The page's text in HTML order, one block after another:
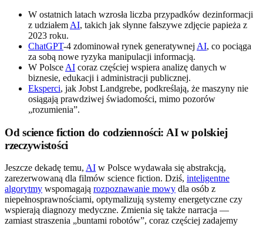
W ostatnich latach wzrosła liczba przypadków dezinformacji
z udziałem AI, takich jak słynne fałszywe zdjęcie papieża z
2023 roku.
ChatGPT-4 zdominował rynek generatywnej AI, co pociąga
za sobą nowe ryzyka manipulacji informacją.
W Polsce AI coraz częściej wspiera analizę danych w
biznesie, edukacji i administracji publicznej.
Eksperci, jak Jobst Landgrebe, podkreślają, że maszyny nie
osiągają prawdziwej świadomości, mimo pozorów
„rozumienia”.
Od science fiction do codzienności: AI w polskiej
rzeczywistości
Jeszcze dekadę temu, AI w Polsce wydawała się abstrakcją,
zarezerwowaną dla filmów science fiction. Dziś, inteligentne
algorytmy wspomagają rozpoznawanie mowy dla osób z
niepełnosprawnościami, optymalizują systemy energetyczne czy
wspierają diagnozy medyczne. Zmienia się także narracja —
zamiast straszenia „buntami robotów”, coraz częściej zadajemy